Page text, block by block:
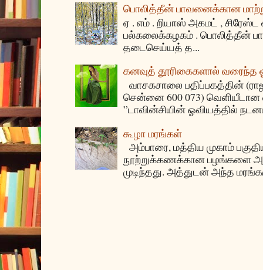
பொலித்தீன் பாவனைக்கான
ஏ . எம் . றியாஸ் அகமட் , சிரேஸ்ட
பல்கலைக்கழகம் . பொலித்தீன்
தடைசெய்யத் த...
கனவுத் தூரிகைகளால்
வாசகசாலை பதிப்பகத்தின்
சென்னை 600 073)
”டாவின்சியின் ஓவியத்தில்
கூழா மரங்கள்
அம்பாரை, மத்திய முகாம்
நூற்றுக்கணக்கான பழங்களை
முடிந்தது. அத்துடன் அந்த